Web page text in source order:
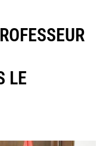
LE